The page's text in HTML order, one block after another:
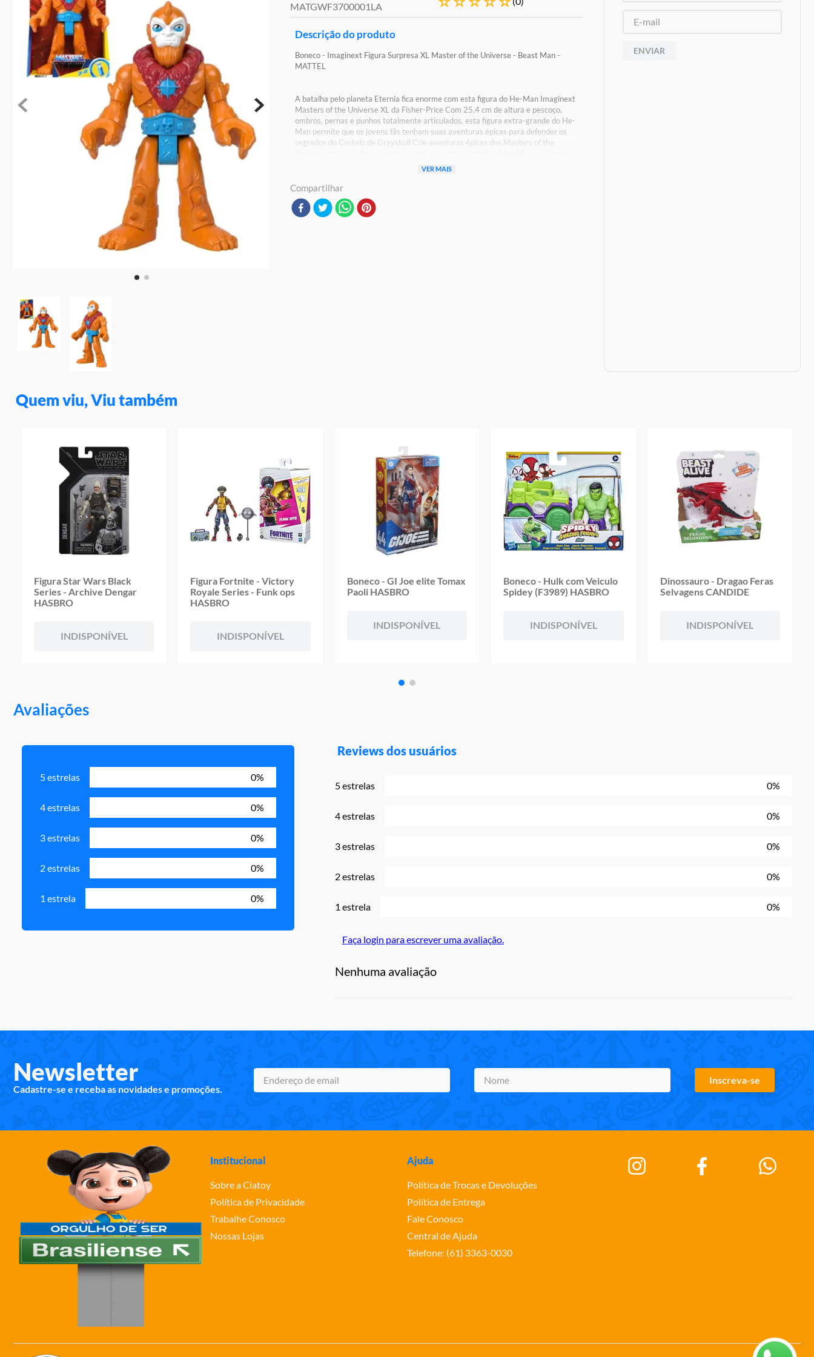
MATGWF3700001LA
Descrição do produto
Boneco - Imaginext Figura Surpresa XL Master of the Universe - Beast Man -
MATTEL
A batalha pelo planeta Eternia fica enorme com esta figura do He-Man Imaginext
Masters of the Universe XL da Fisher-Price Com 25,4 cm de altura e pescoço,
ombros, pernas e punhos totalmente articulados, esta figura extra-grande do He-
Man permite que os jovens fãs tenham suas aventuras épicas para defender os
segredos do Castelo de Grayskull Crie aventuras épicas dos Masters of the
mais ação e aventura
Detalhes:
Certificação: Certificado Pelos Órgãos Autorizados - OCP`S(Organismos De
VER MAIS
Compartilhar
ENVIAR
Quem viu, Viu também
Figura Star Wars Black
Series - Archive Dengar
HASBRO
INDISPONÍVEL
Figura Fortnite - Victory
Royale Series - Funk ops
HASBRO
INDISPONÍVEL
Boneco - GI Joe elite Tomax
Paoli HASBRO
INDISPONÍVEL
Boneco - Hulk com Veiculo
Spidey (F3989) HASBRO
INDISPONÍVEL
Dinossauro - Dragao Feras
Selvagens CANDIDE
INDISPONÍVEL
Avaliações
5 estrelas 0%
4 estrelas 0%
3 estrelas 0%
2 estrelas 0%
1 estrela 0%
Reviews dos usuários
5 estrelas 0%
4 estrelas 0%
3 estrelas 0%
2 estrelas 0%
1 estrela 0%
Faça login para escrever uma avaliação.
Nenhuma avaliação
Newsletter
Cadastre-se e receba as novidades e promoções.
Inscreva-se
Institucional
Sobre a Ciatoy
Política de Privacidade
Trabalhe Conosco
Nossas Lojas
Ajuda
Política de Trocas e Devoluções
Política de Entrega
Fale Conosco
Central de Ajuda
Telefone: (61) 3363-0030